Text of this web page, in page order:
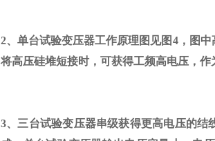
2、单台试验变压器工作原理图见图 4，图中
将高压硅堆短接时，可获得工频高电压，
3、三台试验变压器串级获得更高电压的结